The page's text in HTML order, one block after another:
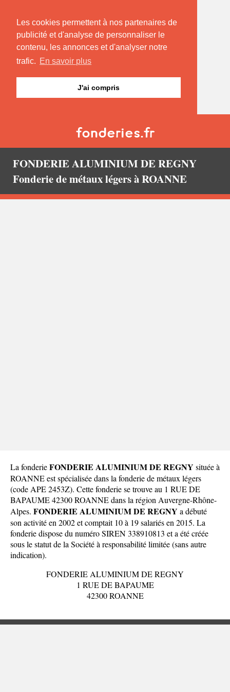
Les cookies permettent à nos partenaires de
publicité et d'analyse de personnaliser le
contenu, les annonces et d'analyser notre
trafic. En savoir plus
J'ai compris
FONDERIE ALUMINIUM DE REGNY
Fonderie de métaux légers à ROANNE
La fonderieFONDERIE ALUMINIUM DE REGNY située à
ROANNE est spécialisée dans la fonderie de métaux légers
(code APE 2453Z). Cette fonderie se trouve au 1 RUE DE
BAPAUME 42300 ROANNE dans la région Auvergne-Rhône-
Alpes. FONDERIE ALUMINIUM DE REGNY a débuté
son activité en 2002 et comptait 10 à 19 salariés en 2015. La
fonderie dispose du numéro SIREN 338910813 et a été créée
sous le statut de la Société à responsabilité limitée (sans autre
indication).
FONDERIE ALUMINIUM DE REGNY
1 RUE DE BAPAUME
42300 ROANNE